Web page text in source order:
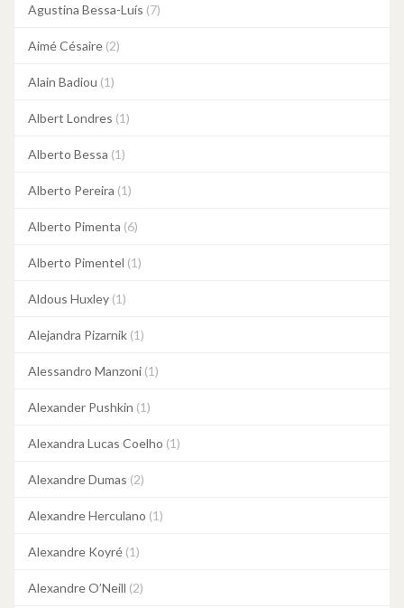
Agustina Bessa-Luís (7)
Aimé Césaire (2)
Alain Badiou (1)
Albert Londres (1)
Alberto Bessa (1)
Alberto Pereira (1)
Alberto Pimenta (6)
Alberto Pimentel (1)
Aldous Huxley (1)
Alejandra Pizarnik (1)
Alessandro Manzoni (1)
Alexander Pushkin (1)
Alexandra Lucas Coelho (1)
Alexandre Dumas (2)
Alexandre Herculano (1)
Alexandre Koyré (1)
Alexandre O’Neill (2)